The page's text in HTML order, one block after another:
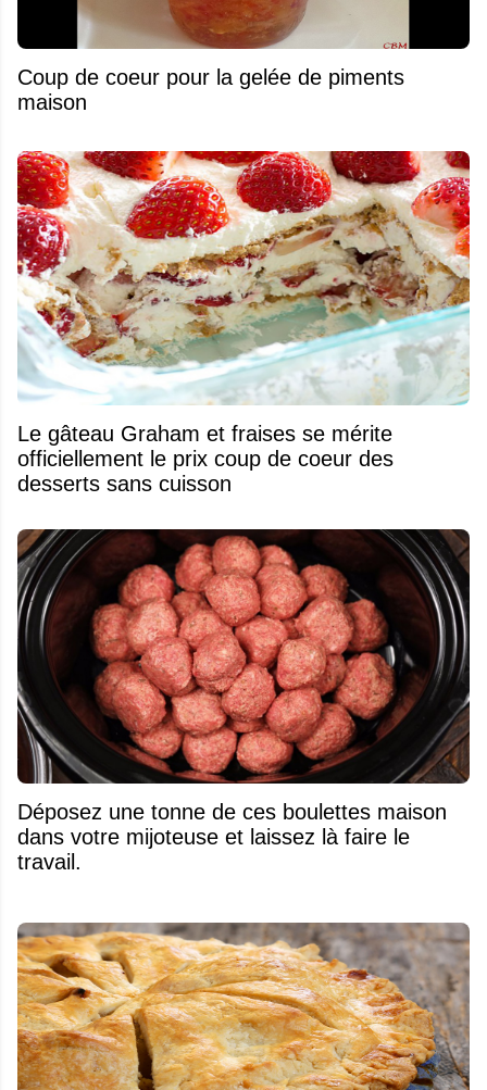
Coup de coeur pour la gelée de piments
maison
Le gâteau Graham et fraises se mérite
officiellement le prix coup de coeur des
desserts sans cuisson
Déposez une tonne de ces boulettes maison
dans votre mijoteuse et laissez là faire le
travail.